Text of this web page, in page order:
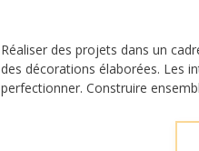
Réaliser des projets dans un
des décorations élaborées. Les
perfectionner. Construire